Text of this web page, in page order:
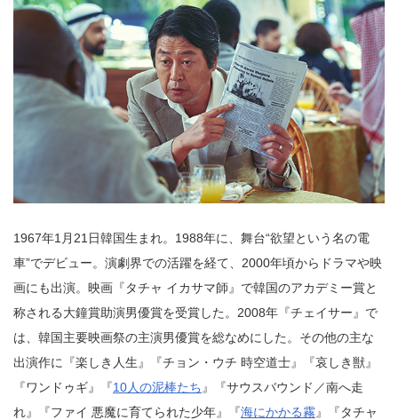
1967年1月21日韓国生まれ。1988年に、舞台“欲望という名の電
車”でデビュー。演劇界での活躍を経て、2000年頃からドラマや映
画にも出演。映画『タチャ イカサマ師』で韓国のアカデミー賞と
称される大鐘賞助演男優賞を受賞した。2008年『チェイサー』で
は、韓国主要映画祭の主演男優賞を総なめにした。その他の主な
出演作に『楽しき人生』『チョン・ウチ 時空道士』『哀しき獣』
『ワンドゥギ』『10人の泥棒たち 』『サウスバウンド／南へ走
れ』『ファイ 悪魔に育てられた少年』『海にかかる霧』『タチャ